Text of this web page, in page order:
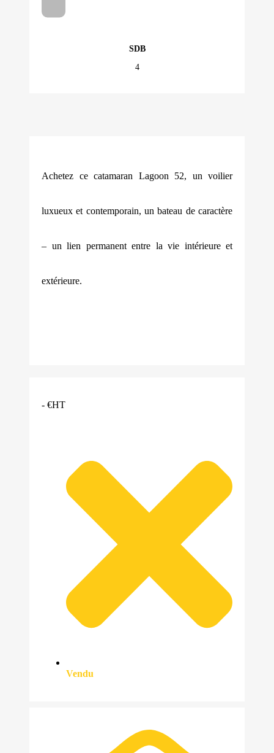
SDB
4
Achetez ce catamaran Lagoon 52, un voilier
luxueux et contemporain, un bateau de caractère
– un lien permanent entre la vie intérieure et
extérieure.
- €HT
Vendu